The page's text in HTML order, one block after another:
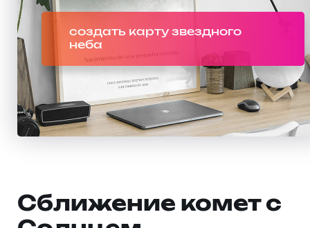
создать карту звездного
неба
Сближение комет с